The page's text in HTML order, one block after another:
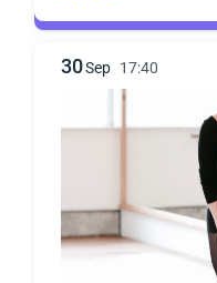
30Sep 17:40